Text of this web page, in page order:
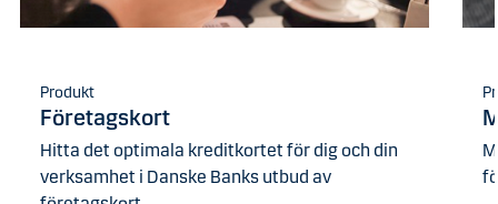
Produkt
Företagskort
Hitta det optimala kreditkortet för dig och din
verksamhet i Danske Banks utbud av